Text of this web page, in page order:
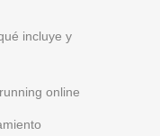
incluye y
online